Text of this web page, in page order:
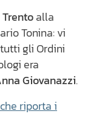
alla
Tonina: vi
gli Ordini
era
Giovanazzi.
riporta i